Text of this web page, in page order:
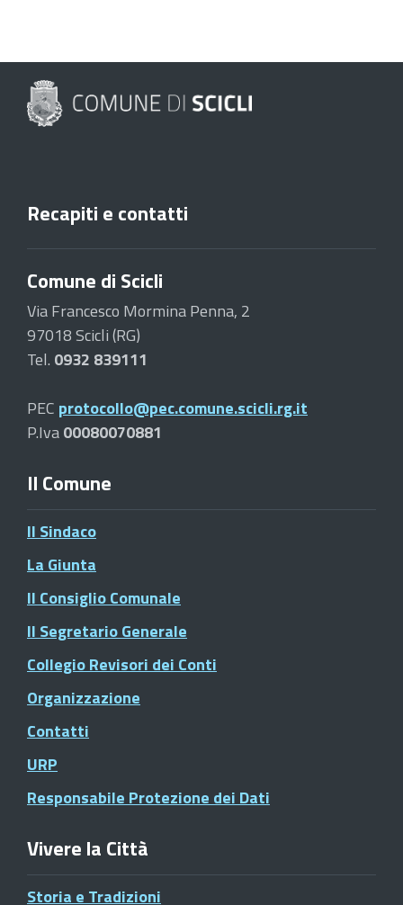
Recapiti e contatti
Comune di Scicli
Via Francesco Mormina Penna, 2
97018 Scicli (RG)
Tel. 0932 839111
PEC protocollo@pec.comune.scicli.rg.it
P.Iva00080070881
Il Comune
Il Sindaco
La Giunta
Il Consiglio Comunale
Il Segretario Generale
Collegio Revisori dei Conti
Organizzazione
Contatti
URP
Responsabile Protezione dei Dati
Vivere la Città
Storia e Tradizioni